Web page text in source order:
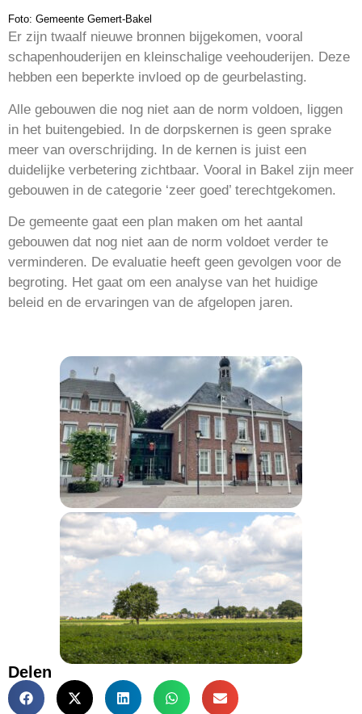
Foto: Gemeente Gemert-Bakel
Er zijn twaalf nieuwe bronnen bijgekomen, vooral
schapenhouderijen en kleinschalige veehouderijen. Deze
hebben een beperkte invloed op de geurbelasting.
Alle gebouwen die nog niet aan de norm voldoen, liggen
in het buitengebied. In de dorpskernen is geen sprake
meer van overschrijding. In de kernen is juist een
duidelijke verbetering zichtbaar. Vooral in Bakel zijn meer
gebouwen in de categorie ‘zeer goed’ terechtgekomen.
De gemeente gaat een plan maken om het aantal
gebouwen dat nog niet aan de norm voldoet verder te
verminderen. De evaluatie heeft geen gevolgen voor de
begroting. Het gaat om een analyse van het huidige
beleid en de ervaringen van de afgelopen jaren.
Delen